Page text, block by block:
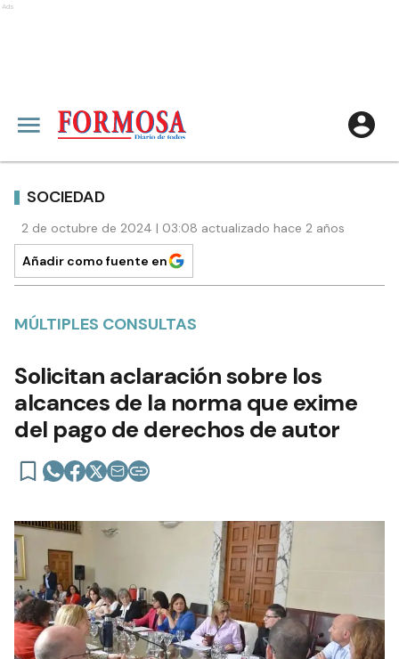
Ads
SOCIEDAD
2 de octubre de 2024 | 03:08 actualizado hace 2 años
Añadir como fuente en
MÚLTIPLES CONSULTAS
Solicitan aclaración sobre los
alcances de la norma que exime
del pago de derechos de autor